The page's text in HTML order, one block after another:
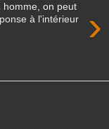
›
homme, on peut
à l'intérieur